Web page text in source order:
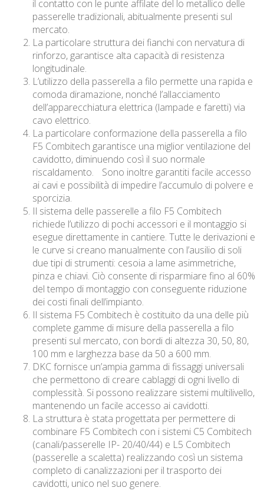
il contatto con le punte affilate del lo metallico delle
passerelle tradizionali, abitualmente presenti sul
mercato.
La particolare struttura dei fianchi con nervatura di
rinforzo, garantisce alta capacità di resistenza
longitudinale.
L’utilizzo della passerella a filo permette una rapida e
comoda diramazione, nonché l’allacciamento
dell’apparecchiatura elettrica (lampade e faretti) via
cavo elettrico.
La particolare conformazione della passerella a filo
F5 Combitech garantisce una miglior ventilazione del
cavidotto, diminuendo così il suo normale
riscaldamento. Sono inoltre garantiti facile accesso
ai cavi e possibilità di impedire l’accumulo di polvere e
sporcizia.
Il sistema delle passerelle a filo F5 Combitech
richiede l’utilizzo di pochi accessori e il montaggio si
esegue direttamente in cantiere. Tutte le derivazioni e
le curve si creano manualmente con l’ausilio di soli
due tipi di strumenti: cesoia a lame asimmetriche,
pinza e chiavi. Ciò consente di risparmiare fino al 60%
del tempo di montaggio con conseguente riduzione
dei costi finali dell’impianto.
Il sistema F5 Combitech è costituito da una delle più
complete gamme di misure della passerella a filo
presenti sul mercato, con bordi di altezza 30, 50, 80,
100 mm e larghezza base da 50 a 600 mm.
DKC fornisce un’ampia gamma di fissaggi universali
che permettono di creare cablaggi di ogni livello di
complessità. Si possono realizzare sistemi multilivello,
mantenendo un facile accesso ai cavidotti.
La struttura è stata progettata per permettere di
combinare F5 Combitech con i sistemi C5 Combitech
(canali/passerelle IP- 20/40/44) e L5 Combitech
(passerelle a scaletta) realizzando così un sistema
completo di canalizzazioni per il trasporto dei
cavidotti, unico nel suo genere.